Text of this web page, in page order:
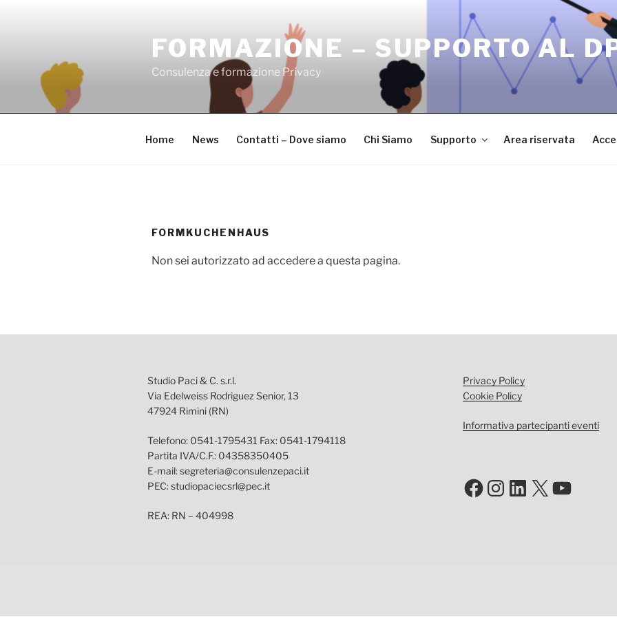
FORMAZIONE – SUPPORTO AL
Consulenza e formazione Privacy
Home News Contatti – Dove siamo Chi Siamo Supporto Area riservata
FORMKUCHENHAUS
Non sei autorizzato ad accedere a questa pagina.
Studio Paci & C. s.r.l.
Via Edelweiss Rodriguez Senior, 13
47924 Rimini (RN)
Telefono: 0541-1795431 Fax: 0541-1794118
Partita IVA/C.F.: 04358350405
E-mail: segreteria@consulenzepaci.it
PEC: studiopaciecsrl@pec.it
REA: RN – 404998
Privacy Policy
Cookie Policy
Informativa partecipanti eventi
Facebook
Instagram
LinkedIn
X